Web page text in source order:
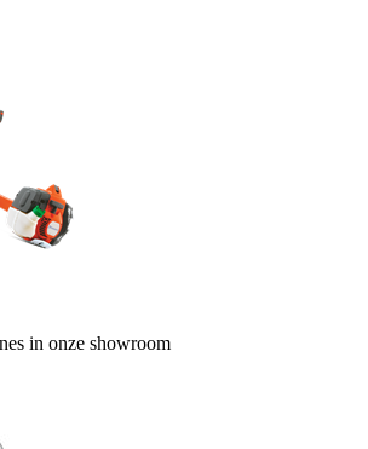
in onze showroom